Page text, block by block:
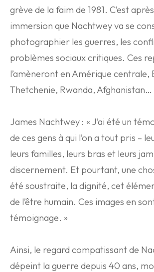
grève de la faim de 1981. C’est
immersion que Nachtwey va se
photographier les guerres, les
problèmes sociaux critiques. Ces
l’amèneront en Amérique centrale,
Thetchenie, Rwanda, Afghanistan…
James Nachtwey : « J’ai été un
de ces gens à qui l’on a tout pris –
leurs familles, leurs bras et leurs
discernement. Et pourtant, une
été soustraite, la dignité, cet
de l’être humain. Ces images en
témoignage. »
Ainsi, le regard compatissant de
dépeint la guerre depuis 40 ans,